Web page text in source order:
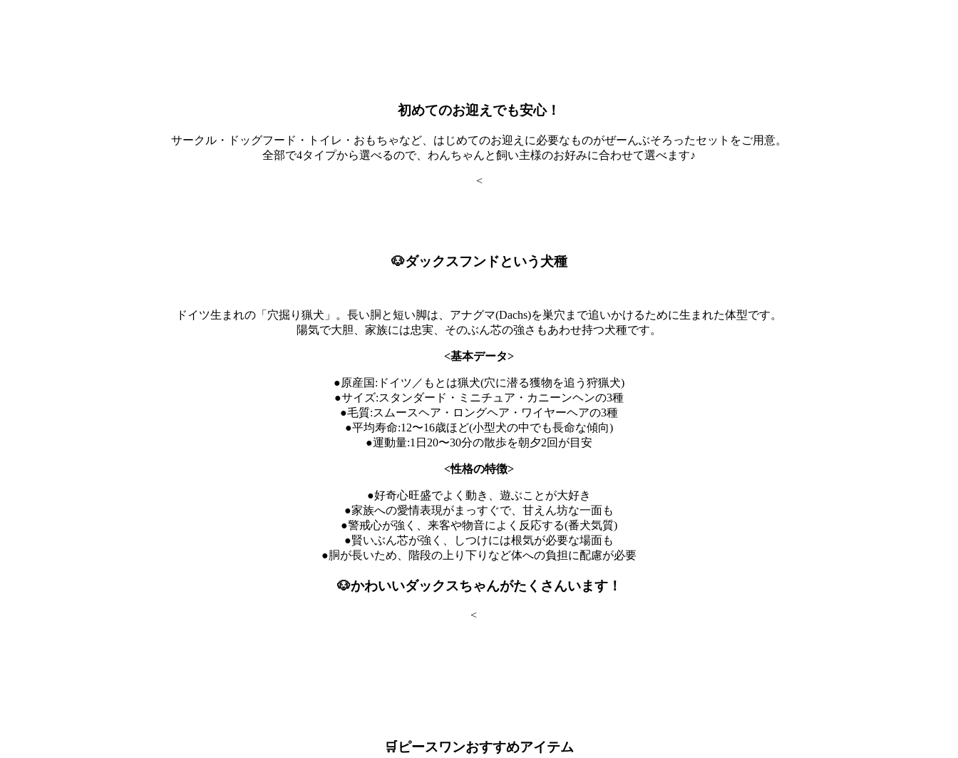
初めてのお迎えでも安心！
サークル・ドッグフード・トイレ・おもちゃなど、はじめてのお迎えに必要なものがぜーんぶそろったセットをご用意。
全部で4タイプから選べるので、わんちゃんと飼い主様のお好みに合わせて選べます♪
<
🐶ダックスフンドという犬種
ドイツ生まれの「穴掘り猟犬」。長い胴と短い脚は、アナグマ(Dachs)を巣穴まで追いかけるために生まれた体型です。
陽気で大胆、家族には忠実、そのぶん芯の強さもあわせ持つ犬種です。
<基本データ>
●原産国:ドイツ／もとは猟犬(穴に潜る獲物を追う狩猟犬)
●サイズ:スタンダード・ミニチュア・カニーンヘンの3種
●毛質:スムースヘア・ロングヘア・ワイヤーヘアの3種
●平均寿命:12〜16歳ほど(小型犬の中でも長命な傾向)
●運動量:1日20〜30分の散歩を朝夕2回が目安
<性格の特徴>
●好奇心旺盛でよく動き、遊ぶことが大好き
●家族への愛情表現がまっすぐで、甘えん坊な一面も
●警戒心が強く、来客や物音によく反応する(番犬気質)
●賢いぶん芯が強く、しつけには根気が必要な場面も
●胴が長いため、階段の上り下りなど体への負担に配慮が必要
🐶かわいいダックスちゃんがたくさんいます！
<
🛒ピースワンおすすめアイテム